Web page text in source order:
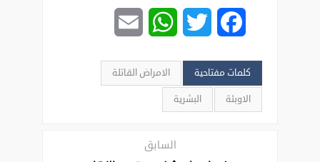
Facebook
Twitter
WhatsApp
كلمات مفتاحية الامراض القاتلة
الاوبئة البشرية
السابق